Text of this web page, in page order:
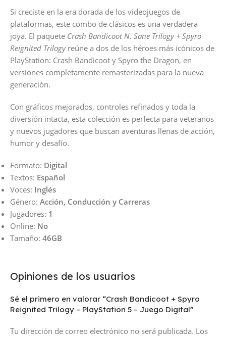
Si creciste en la era dorada de los videojuegos de
plataformas, este combo de clásicos es una verdadera
joya. El paquete Crash Bandicoot N. Sane Trilogy + Spyro
Reignited Trilogyreúne a dos de los héroes más icónicos de
PlayStation: Crash Bandicoot y Spyro the Dragon, en
versiones completamente remasterizadas para la nueva
generación.
Con gráficos mejorados, controles refinados y toda la
diversión intacta, esta colección es perfecta para veteranos
y nuevos jugadores que buscan aventuras llenas de acción,
humor y desafío.
Formato: Digital
Textos: Español
Voces: Inglés
Género: Acción, Conducción y Carreras
Jugadores: 1
Online: No
Tamaño: 46GB
Opiniones de los usuarios
Sé el primero en valorar “Crash Bandicoot + Spyro
Reignited Trilogy – PlayStation 5 – Juego Digital”
Tu dirección de correo electrónico no será publicada. Los